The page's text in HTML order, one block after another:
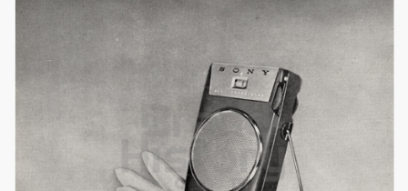
SONY Sony Austria GmbH 1958